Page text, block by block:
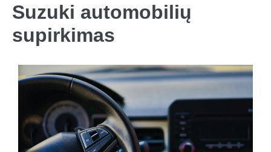
Suzuki automobilių
supirkimas